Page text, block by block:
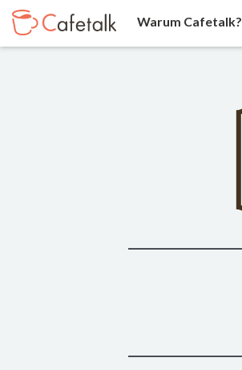
Warum Cafetalk?